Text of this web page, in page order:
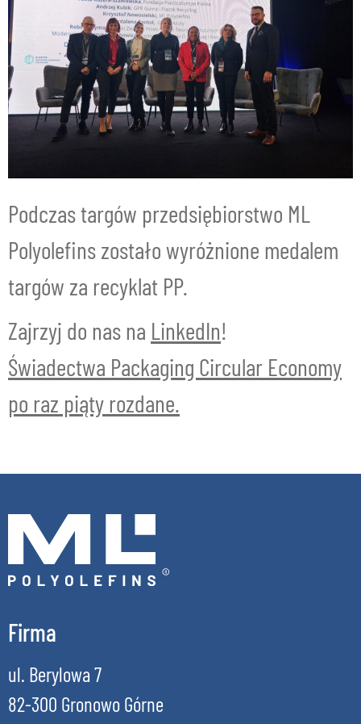
Podczas targów przedsiębiorstwo ML
Polyolefins zostało wyróżnione medalem
targów za recyklat PP.
Zajrzyj do nas na LinkedIn!
Świadectwa Packaging Circular Economy
po raz piąty rozdane.
Firma
ul. Berylowa 7
82-300 Gronowo Górne